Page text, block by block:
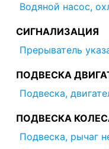
Водяной насос,
СИГНАЛИЗАЦИЯ
Прерыватель
ПОДВЕСКА
Подвеска,
ПОДВЕСКА
Подвеска, рычаг